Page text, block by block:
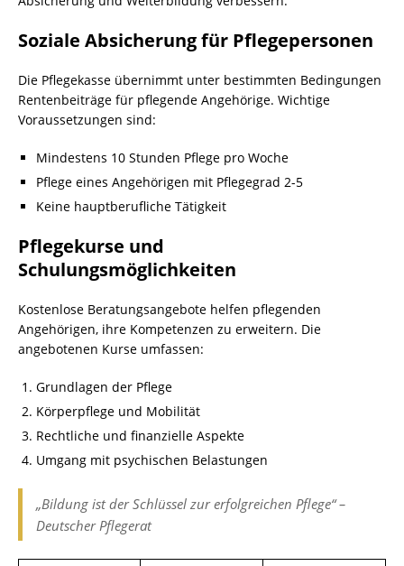
Soziale Absicherung für Pflegepersonen
Die Pflegekasse übernimmt unter bestimmten Bedingungen
Rentenbeiträge für pflegende Angehörige. Wichtige
Voraussetzungen sind:
Mindestens 10 Stunden Pflege pro Woche
Pflege eines Angehörigen mit Pflegegrad 2-5
Keine hauptberufliche Tätigkeit
Pflegekurse und
Schulungsmöglichkeiten
Kostenlose Beratungsangebote helfen pflegenden
Angehörigen, ihre Kompetenzen zu erweitern. Die
angebotenen Kurse umfassen:
Grundlagen der Pflege
Körperpflege und Mobilität
Rechtliche und finanzielle Aspekte
Umgang mit psychischen Belastungen
„Bildung ist der Schlüssel zur erfolgreichen Pflege“ –
Deutscher Pflegerat